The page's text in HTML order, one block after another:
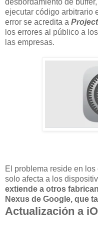
ejecutar código arbitrario
error se acredita a
los errores al público a los
las empresas.
El problema reside en
solo afecta a los
extiende a otros
Nexus de Google, que
Actualización a